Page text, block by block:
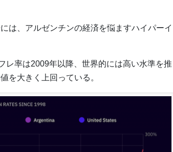
は、アルゼンチンの経済を悩ますハイパーイ
レ率は2009年以降、世界的には高い水準を推
を大きく上回っている。